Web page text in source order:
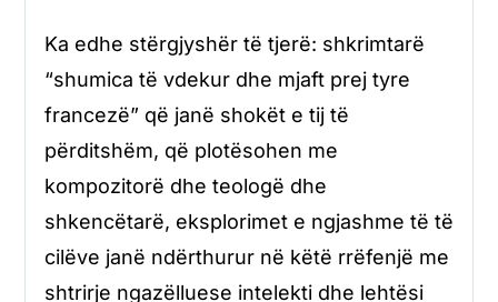
Ka edhe stërgjyshër të tjerë: shkrimtarë
“shumica të vdekur dhe mjaft prej tyre
francezë” që janë shokët e tij të
përditshëm, që plotësohen me
kompozitorë dhe teologë dhe
shkencëtarë, eksplorimet e ngjashme të të
cilëve janë ndërthurur në këtë rrëfenjë me
shtrirje ngazëlluese intelekti dhe lehtësi